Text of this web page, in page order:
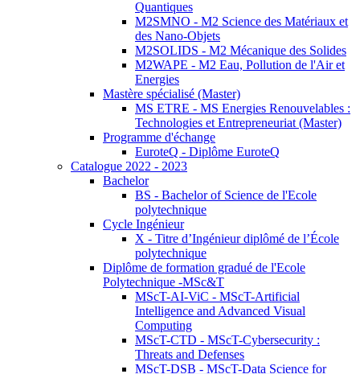
Quantiques
M2SMNO - M2 Science des Matériaux et
des Nano-Objets
M2SOLIDS - M2 Mécanique des Solides
M2WAPE - M2 Eau, Pollution de l'Air et
Energies
Mastère spécialisé (Master)
MS ETRE - MS Energies Renouvelables :
Technologies et Entrepreneuriat (Master)
Programme d'échange
EuroteQ - Diplôme EuroteQ
Catalogue 2022 - 2023
Bachelor
BS - Bachelor of Science de l'Ecole
polytechnique
Cycle Ingénieur
X - Titre d’Ingénieur diplômé de l’École
polytechnique
Diplôme de formation gradué de l'Ecole
Polytechnique -MSc&T
MScT-AI-ViC - MScT-Artificial
Intelligence and Advanced Visual
Computing
MScT-CTD - MScT-Cybersecurity :
Threats and Defenses
MScT-DSB - MScT-Data Science for